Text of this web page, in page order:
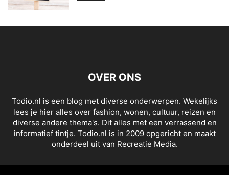
OVER ONS
Todio.nl is een blog met diverse onderwerpen. Wekelijks
lees je hier alles over fashion, wonen, cultuur, reizen en
diverse andere thema's. Dit alles met een verrassend en
informatief tintje. Todio.nl is in 2009 opgericht en maakt
onderdeel uit van Recreatie Media.